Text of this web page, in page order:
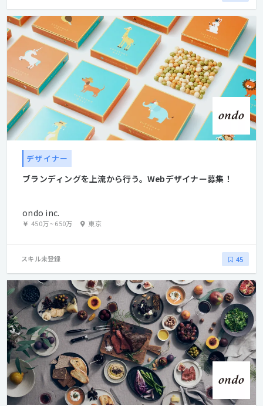
デザイナー
ブランディングを上流から行う。Webデザイナー募集！
ondo inc.
450万~650万 東京
スキル未登録 45